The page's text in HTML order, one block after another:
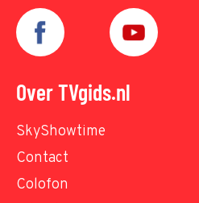
Over TVgids.nl
SkyShowtime
Contact
Colofon